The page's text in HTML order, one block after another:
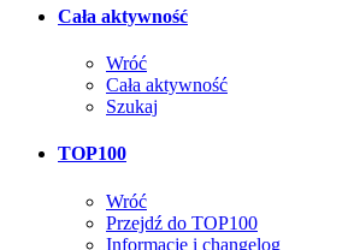
Cała aktywność
Wróć
Cała aktywność
Szukaj
TOP100
Wróć
Przejdź do TOP100
Informacje i changelog